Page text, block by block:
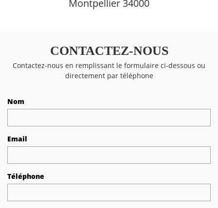
Montpellier 34000
CONTACTEZ-NOUS
Contactez-nous en remplissant le formulaire ci-dessous ou
directement par téléphone
Nom
Email
Téléphone